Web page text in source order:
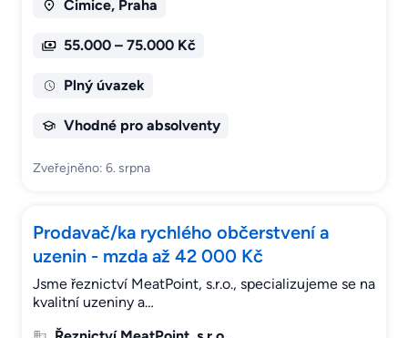
Čimice, Praha
55.000 – 75.000 Kč
Plný úvazek
Vhodné pro absolventy
Zveřejněno: 6. srpna
Prodavač/ka rychlého občerstvení a
uzenin - mzda až 42 000 Kč
Jsme řeznictví MeatPoint, s.r.o., specializujeme se na
kvalitní uzeniny a…